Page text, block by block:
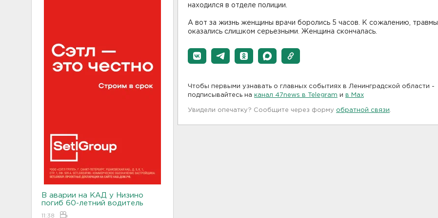
В аварии на КАД у Низино
погиб 60-летний водитель
11:38
находился в отделе полиции.
А вот за жизнь женщины врачи боролись 5 часов. К сожалению, травмы
оказались слишком серьезными. Женщина скончалась.
Чтобы первыми узнавать о главных событиях в Ленинградской области -
подписывайтесь на канал 47news в Telegram и в Maх
Увидели опечатку? Сообщите через форму обратной связи